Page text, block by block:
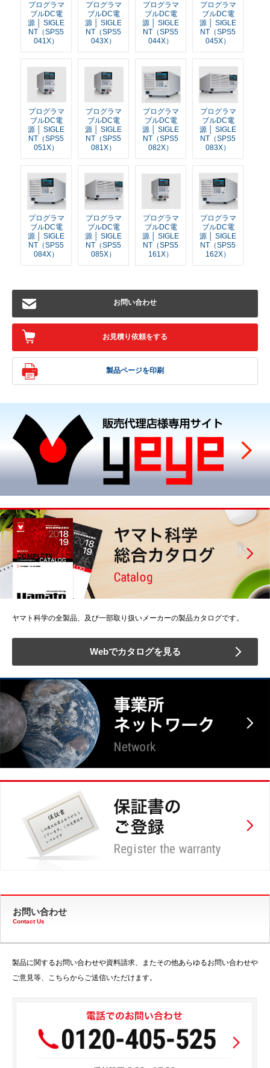
プログラマ
ブルDC電
源 │ SIGLE
NT（SPS5
041X）
プログラマ
ブルDC電
源 │ SIGLE
NT（SPS5
043X）
プログラマ
ブルDC電
源 │ SIGLE
NT（SPS5
044X）
プログラマ
ブルDC電
源 │ SIGLE
NT（SPS5
045X）
プログラマ
ブルDC電
源 │ SIGLE
NT（SPS5
051X）
プログラマ
ブルDC電
源 │ SIGLE
NT（SPS5
081X）
プログラマ
ブルDC電
源 │ SIGLE
NT（SPS5
082X）
プログラマ
ブルDC電
源 │ SIGLE
NT（SPS5
083X）
プログラマ
ブルDC電
源 │ SIGLE
NT（SPS5
084X）
プログラマ
ブルDC電
源 │ SIGLE
NT（SPS5
085X）
プログラマ
ブルDC電
源 │ SIGLE
NT（SPS5
161X）
プログラマ
ブルDC電
源 │ SIGLE
NT（SPS5
162X）
お問い合わせ
お見積り依頼をする
製品ページを印刷
ヤマト科学の全製品、及び一部取り扱いメーカーの製品カタログです。
Webでカタログを見る
お問い合わせ
Contact Us
製品に関するお問い合わせや資料請求、またその他あらゆるお問い合わせや
ご意見等、こちらからご送信いただけます。